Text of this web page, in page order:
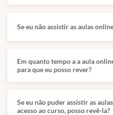
Se eu não assistir as aulas
Em quanto tempo a a aula
para que eu posso rever?
Se eu não puder assistir as
acesso ao curso, posso revê-la?